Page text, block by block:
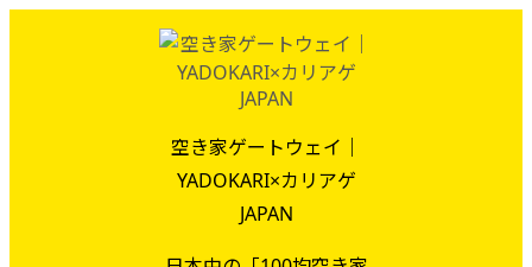
空き家ゲートウェイ｜
YADOKARI×カリアゲ
JAPAN